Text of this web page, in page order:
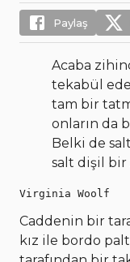
Paylaş
Acaba
tekabül
tam bir
onların da
Belki de
salt dişil
Virginia Woolf
Caddenin bir
kız ile bordo